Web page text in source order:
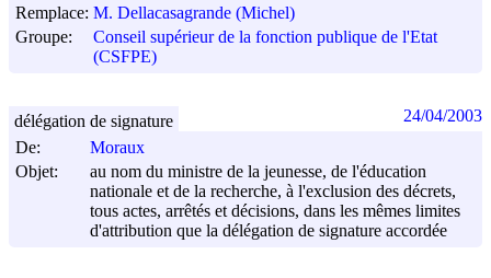
Remplace: M. Dellacasagrande (Michel)
Groupe:
Conseil supérieur de la fonction publique de l'Etat
(CSFPE)
De:
Moraux
Objet:
au nom du ministre de la jeunesse, de l'éducation
nationale et de la recherche, à l'exclusion des décrets,
tous actes, arrêtés et décisions, dans les mêmes limites
d'attribution que la délégation de signature accordée
délégation de signature 24/04/2003